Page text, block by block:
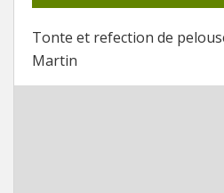
Tonte et refection de
Martin